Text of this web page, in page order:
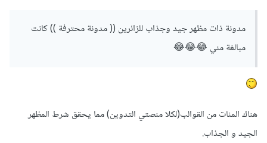
مدونة ذات مظهر جيد وجذاب للزائرين (( مدونة محترفة )) كانت
مبالغة مني 😂😂😂
هناك المئات من القوالب(لكلا منصتي التدوين) مما يحقق شرط المظهر
الجيد و الجذاب.